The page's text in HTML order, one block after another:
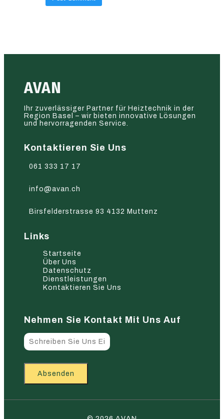
AVAN
Ihr zuverlässiger Partner für Heiztechnik in der
Region Basel – wir bieten innovative Lösungen
und hervorragenden Service.
Kontaktieren Sie Uns
061 333 17 17
info@avan.ch
Birsfelderstrasse 93 4132 Muttenz
Links
Startseite
Über Uns
Datenschutz
Dienstleistungen
Kontaktieren Sie Uns
Nehmen Sie Kontakt Mit Uns Auf
Absenden